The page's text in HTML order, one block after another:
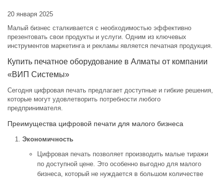
20 января 2025
Малый бизнес сталкивается с необходимостью эффективно
презентовать свои продукты и услуги. Одним из ключевых
инструментов маркетинга и рекламы является печатная продукция.
Купить печатное оборудование в Алматы от компании
«ВИП Системы»
Сегодня цифровая печать предлагает доступные и гибкие решения,
которые могут удовлетворить потребности любого
предпринимателя.
Преимущества цифровой печати для малого бизнеса
Экономичность
Цифровая печать позволяет производить малые тиражи
по доступной цене. Это особенно выгодно для малого
бизнеса, который не нуждается в большом количестве